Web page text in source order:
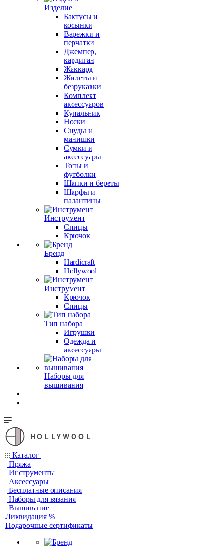
Изделие
Бактусы и
косынки
Варежки и
перчатки
Джемпер,
кардиган
Жаккард
Жилеты и
безрукавки
Комплект
аксессуаров
Купальник
Носки
Снуды и
манишки
Сумки и
аксессуары
Топы и
футболки
Шапки и береты
Шарфы и
палантины
Инструмент
Спицы
Крючок
Бренд
Hardicraft
Hollywool
Инструмент
Крючок
Спицы
Тип набора
Игрушки
Одежда и
аксессуары
Наборы для
вышивания
HOLLYWOOL
Каталог
Пряжа
Инструменты
Аксессуары
Бесплатные описания
Наборы для вязания
Вышивание
Ликвидация %
Подарочные сертификаты